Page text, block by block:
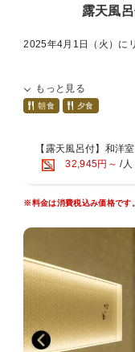
露天風
2025年4月1日（火）に
【1】全客室がリニュー
USB電源ポート。
【2】温泉露天風呂付
泉をお愉しみいただけま
広々としております。
も目で愉しめる水景を
【5】ロビーに屋号にち
【6】駐車場が新しくな
～とことん温泉宿水の音
温泉好きにはたまらない
＼1つの宿／で「小涌谷
13種の湯処で温泉三昧！
もっと見る
朝食 夕食
【露天風呂付】和洋
32,945円～ /人
※料金は消費税込み価格です。